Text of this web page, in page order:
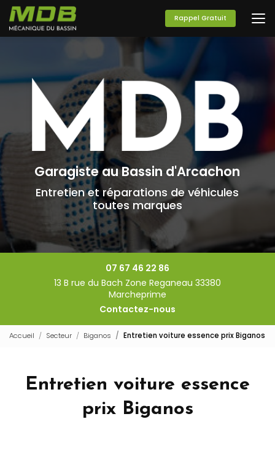
Aller
au
contenu
principal
Rappel Gratuit
Garagiste au Bassin d'Arcachon
Entretien et réparations de véhicules
toutes marques
07 67 46 22 86
13 B rue du Bach Zone Reganeau 33380
Marcheprime
Contactez-nous
Accueil Secteur Biganos Entretien voiture essence prix Biganos
Entretien voiture essence
prix Biganos